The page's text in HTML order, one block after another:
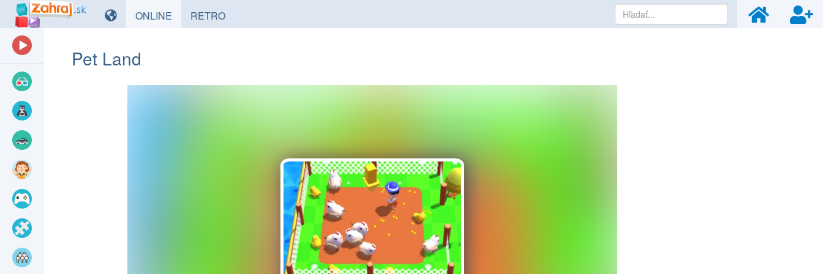
ONLINE HRYRETROHRY
Pet Land